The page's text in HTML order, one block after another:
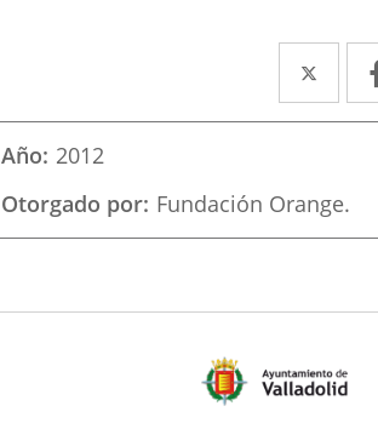
a
Año 2012
Otorgado por Fundación Orange.